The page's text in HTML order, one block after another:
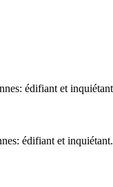
édifiant et
édifiant et